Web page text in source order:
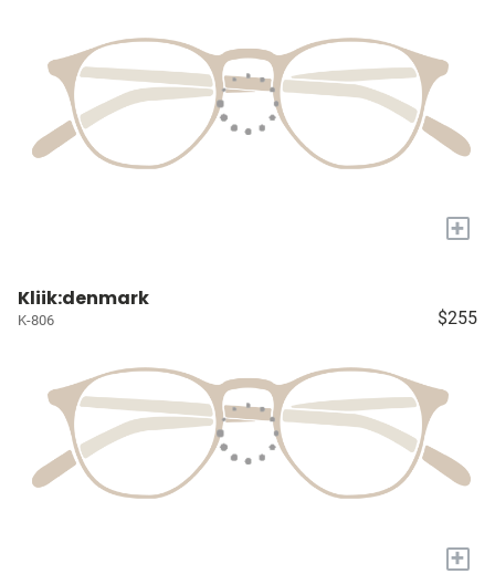
+
Kliik:denmark
K-806 $255
+